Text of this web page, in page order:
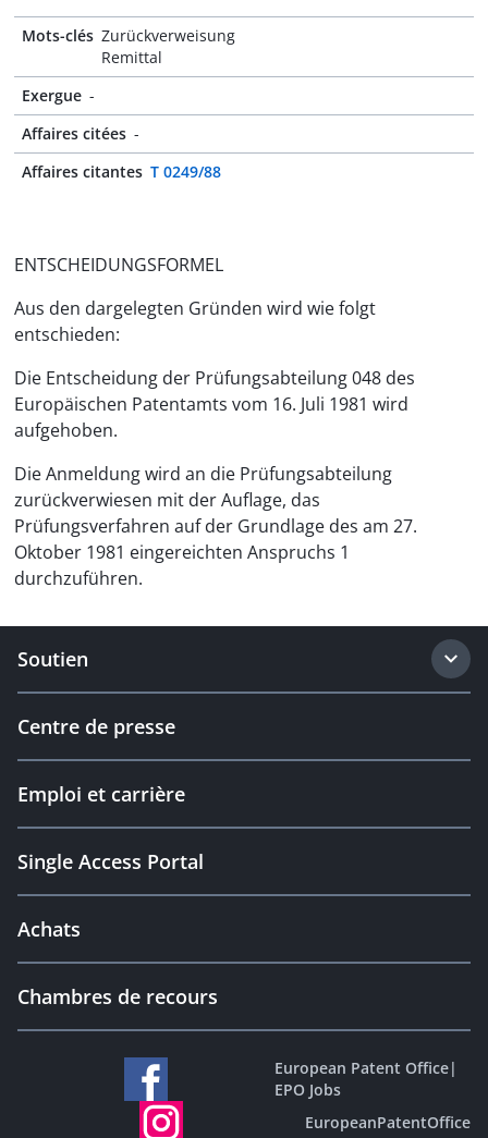
Mots-clés Zurückverweisung
Remittal
Exergue -
Affaires citées -
Affaires citantes T 0249/88
ENTSCHEIDUNGSFORMEL
Aus den dargelegten Gründen wird wie folgt
entschieden:
Die Entscheidung der Prüfungsabteilung 048 des
Europäischen Patentamts vom 16. Juli 1981 wird
aufgehoben.
Die Anmeldung wird an die Prüfungsabteilung
zurückverwiesen mit der Auflage, das
Prüfungsverfahren auf der Grundlage des am 27.
Oktober 1981 eingereichten Anspruchs 1
durchzuführen.
Soutien
Centre de presse
Emploi et carrière
Single Access Portal
Achats
Chambres de recours
European Patent Office|
EPO Jobs
EuropeanPatentOffice